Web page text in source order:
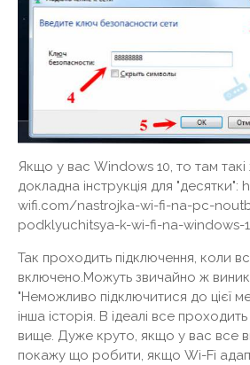
Якщо у вас Windows 10, то там
докладна інструкція для
wifi.com/nastrojka-wi-fi-na-pc-
podklyuchitsya-k-wi-fi-na-windows-
Так проходить підключення, коли
включено.Можуть звичайно ж
"Неможливо підключитися до цієї
інша історія. В ідеалі все
вище. Дуже круто, якщо у вас все
покажу що робити, якщо Wi-Fi